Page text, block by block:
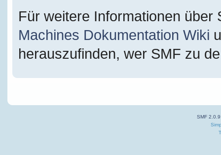
Für weitere Informationen
Machines Dokumentation Wiki
herauszufinden, wer SMF zu
SMF 2.0.9